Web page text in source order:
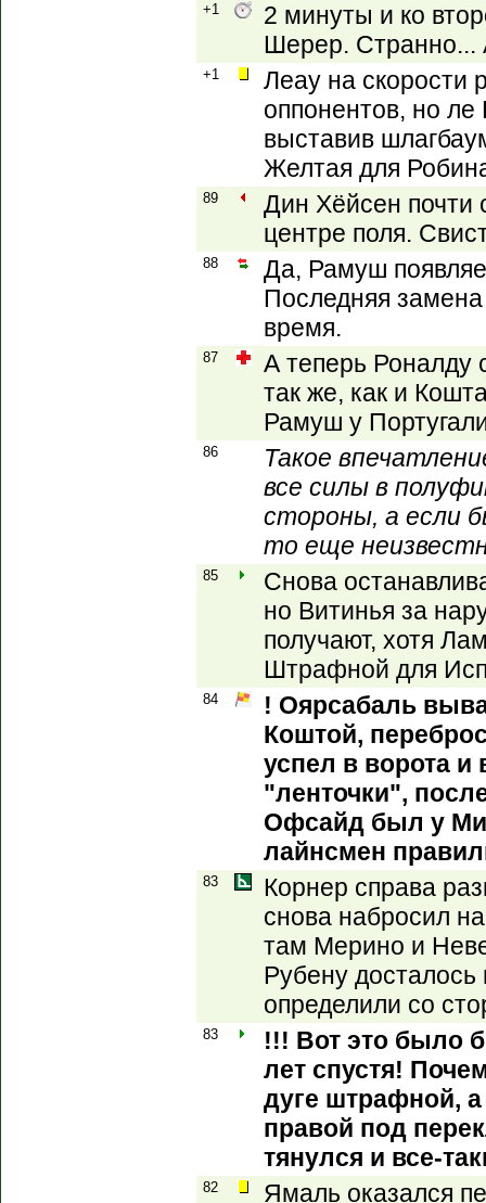
+1
2 минуты и ко
Шерер. Странно...
+1
Леау на скорости
оппонентов, но
выставив
Желтая для
89
Дин Хёйсен почти
центре поля.
88
Да, Рамуш
Последняя
время.
87
А теперь Роналду
так же, как и
Рамуш у
86
Такое
все силы в
стороны, а если
то еще
85
Снова
но Витинья за
получают, хотя
Штрафной для
84
! Оярсабаль
Коштой,
успел в ворота
"ленточки",
Офсайд был у
лайнсмен
83
Корнер справа
снова набросил
там Мерино и
Рубену
определили со
83
!!! Вот это было
лет спустя!
дуге штрафной,
правой под
тянулся и все-
82 Ямаль оказался